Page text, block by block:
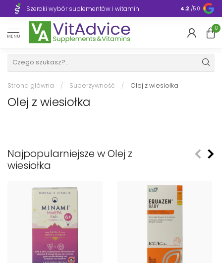
Szeroki wybór suplementów i witamin 4.2 /5.0
MENU
0
Strona główna / Superżywność / Olej z wiesiołka
Olej z wiesiołka
Najpopularniejsze w Olej z
wiesiołka